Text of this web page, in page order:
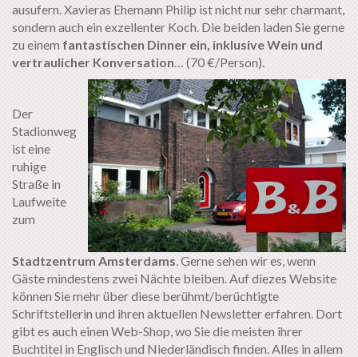
ausufern. Xavieras Ehemann Philip ist nicht nur sehr charmant,
sondern auch ein exzellenter Koch. Die beiden laden Sie gerne
zu einem fantastischen Dinner ein, inklusive Wein und
vertraulicher Konversation … (70 €/Person).
Der
Stadionweg
ist eine
ruhige
Straße in
Laufweite
zum
Stadtzentrum Amsterdams . Gerne sehen wir es, wenn
Gäste mindestens zwei Nächte bleiben. Auf diezes Website
können Sie mehr über diese berühmt/berüchtigte
Schriftstellerin und ihren aktuellen Newsletter erfahren. Dort
gibt es auch einen Web-Shop, wo Sie die meisten ihrer
Buchtitel in Englisch und Niederländisch finden. Alles in allem